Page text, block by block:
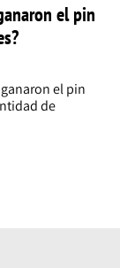
el pin
el pin
de